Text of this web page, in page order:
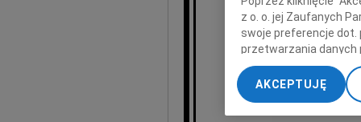
z o. o. jej Zaufanych
swoje preferencje dot.
przetwarzania danych
„Ustawienia
My, nasi Zaufani
dokładnych danych
AKCEPTUJĘ